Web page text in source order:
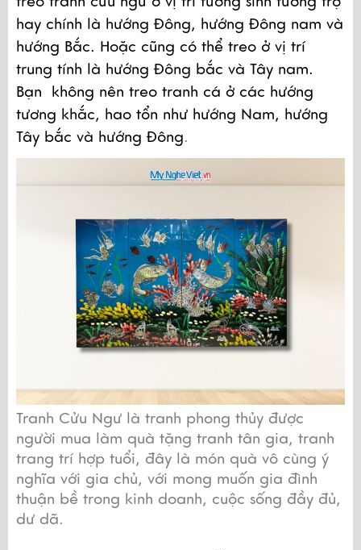
hay chính là hướng Đông, hướng Đông nam và
hướng Bắc. Hoặc cũng có thể treo ở vị trí
trung tính là hướng Đông bắc và Tây nam.
Bạn  không nên treo tranh cá ở các hướng
tương khắc, hao tổn như hướng Nam, hướng
Tây bắc và hướng Đông.
Tranh Cửu Ngư là tranh phong thủy được
người mua làm quà tặng tranh tân gia, tranh
trang trí hợp tuổi, đây là món quà vô cùng ý
nghĩa với gia chủ, với mong muốn gia đình
thuận bề trong kinh doanh, cuộc sống đầy đủ,
dư dã.